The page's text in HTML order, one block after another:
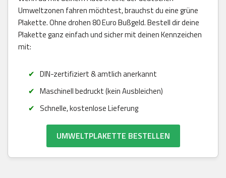
Umweltzonen fahren möchtest, brauchst du eine grüne
Plakette. Ohne drohen 80 Euro Bußgeld. Bestell dir deine
Plakette ganz einfach und sicher mit deinen Kennzeichen
mit:
DIN-zertifiziert & amtlich anerkannt
Maschinell bedruckt (kein Ausbleichen)
Schnelle, kostenlose Lieferung
UMWELTPLAKETTE BESTELLEN